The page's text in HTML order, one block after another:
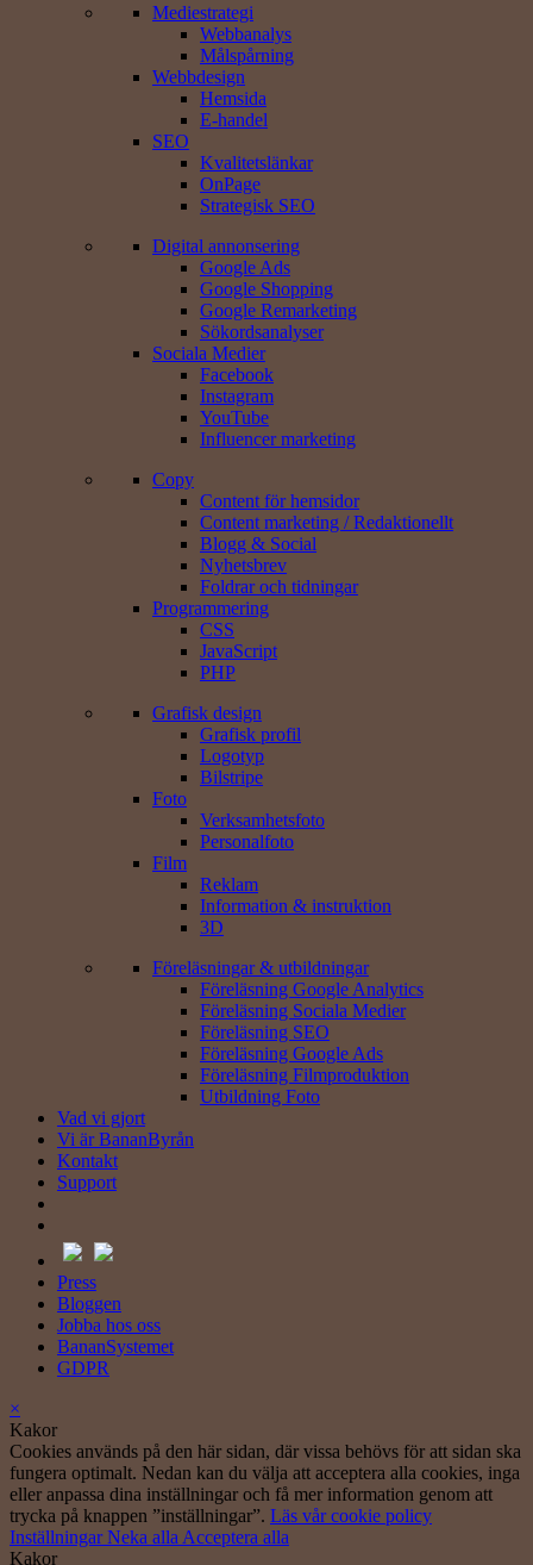
Mediestrategi
Webbanalys
Målspårning
Webbdesign
Hemsida
E-handel
SEO
Kvalitetslänkar
OnPage
Strategisk SEO
Digital annonsering
Google Ads
Google Shopping
Google Remarketing
Sökords­analyser
Sociala Medier
Facebook
Instagram
YouTube
Influencer marketing
Copy
Content för hemsidor
Content marketing / Redaktionellt
Blogg & Social
Nyhetsbrev
Foldrar och tidningar
Programmering
CSS
JavaScript
PHP
Grafisk design
Grafisk profil
Logotyp
Bilstripe
Foto
Verksamhets­foto
Personal­foto
Film
Reklam
Information & instruktion
3D
Föreläsningar & utbildningar
Föreläsning Google Analytics
Föreläsning Sociala Medier
Föreläsning SEO
Föreläsning Google Ads
Föreläsning Filmproduktion
Utbildning Foto
Vad vi gjort
Vi är BananByrån
Kontakt
Support
Press
Bloggen
Jobba hos oss
BananSystemet
GDPR
×
Kakor
Cookies används på den här sidan, där vissa behövs för att sidan ska
fungera optimalt. Nedan kan du välja att acceptera alla cookies, inga
eller anpassa dina inställningar och få mer information genom att
trycka på knappen ”inställningar”. Läs vår cookie policy
InställningarNeka alla Acceptera alla
Kakor